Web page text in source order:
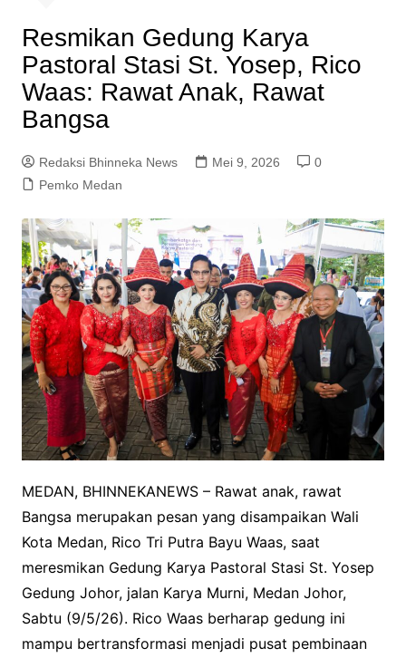
Resmikan Gedung Karya
Pastoral Stasi St. Yosep, Rico
Waas: Rawat Anak, Rawat
Bangsa
Redaksi Bhinneka News Mei 9, 2026
0
Pemko Medan
MEDAN, BHINNEKANEWS – Rawat anak, rawat
Bangsa merupakan pesan yang disampaikan Wali
Kota Medan, Rico Tri Putra Bayu Waas, saat
meresmikan Gedung Karya Pastoral Stasi St. Yosep
Gedung Johor, jalan Karya Murni, Medan Johor,
Sabtu (9/5/26). Rico Waas berharap gedung ini
mampu bertransformasi menjadi pusat pembinaan